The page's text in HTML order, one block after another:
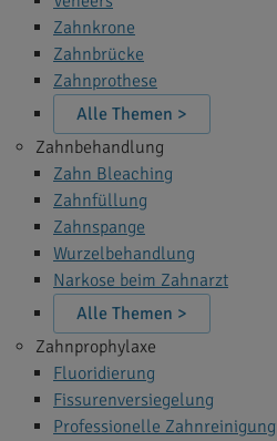
Zahnkrone
Zahnbrücke
Zahnprothese
Alle Themen >
Zahnbehandlung
Zahn Bleaching
Zahnfüllung
Zahnspange
Wurzelbehandlung
Narkose beim Zahnarzt
Alle Themen >
Zahnprophylaxe
Fluoridierung
Fissurenversiegelung
Professionelle Zahnreinigung